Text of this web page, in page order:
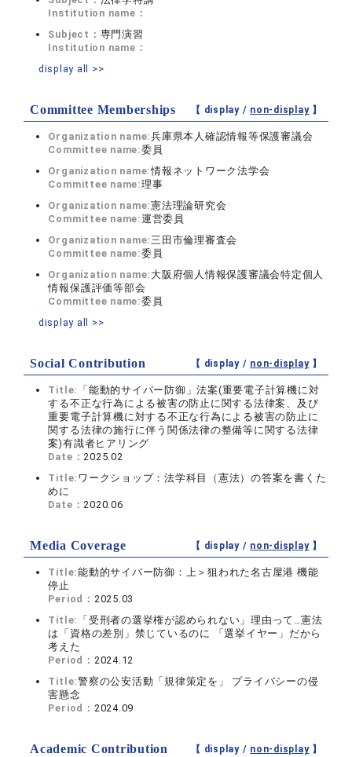
Institution name：
Subject： 専門演習
Institution name：
display all >>
Committee Memberships 【 display / non-display】
Organization name:兵庫県本人確認情報等保護審議会
Committee name:委員
Organization name:情報ネットワーク法学会
Committee name:理事
Organization name:憲法理論研究会
Committee name:運営委員
Organization name:三田市倫理審査会
Committee name:委員
Organization name: 大阪府個人情報保護審議会特定個人
情報保護評価等部会
Committee name:委員
display all >>
Social Contribution 【 display / non-display】
Title: 「能動的サイバー防御」法案(重要電子計算機に対
する不正な行為による被害の防止に関する法律案、及び
重要電子計算機に対する不正な行為による被害の防止に
関する法律の施行に伴う関係法律の整備等に関する法律
案)有識者ヒアリング
Date：2025.02
Title: ワークショップ：法学科目（憲法）の答案を書くた
めに
Date：2020.06
Media Coverage 【 display / non-display】
Title:能動的サイバー防御：上＞狙われた名古屋港 機能
停止
Period： 2025.03
Title: 「受刑者の選挙権が認められない」理由って…憲法
は「資格の差別」禁じているのに 「選挙イヤー」だから
考えた
Period： 2024.12
Title:警察の公安活動「規律策定を」 プライバシーの侵
害懸念
Period： 2024.09
Academic Contribution 【 display / non-display】